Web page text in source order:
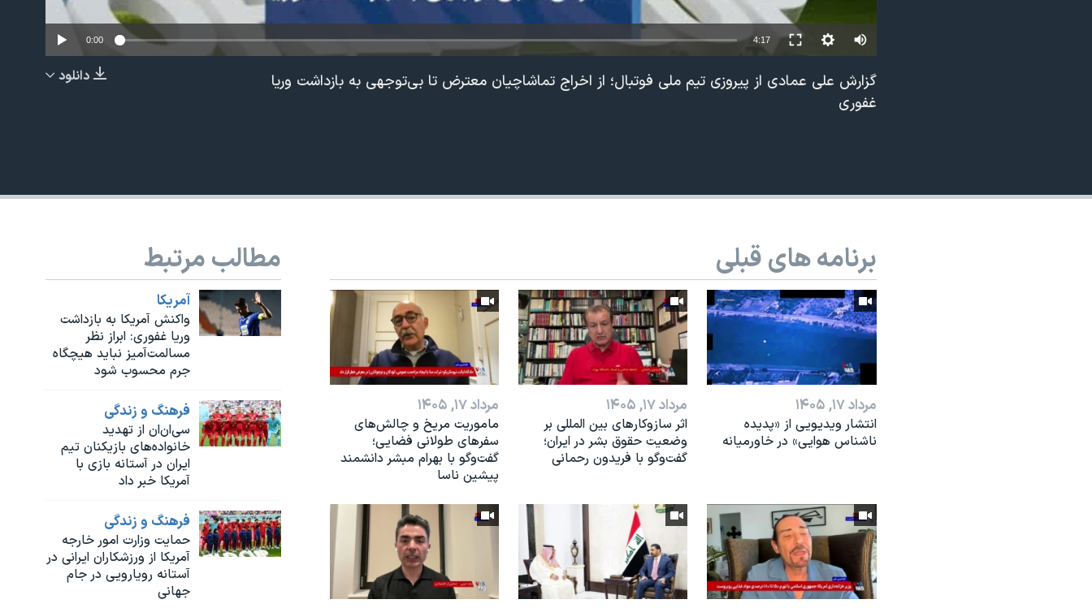
EMBED
0:00 4:17
دانلود
گزارش علی عمادی از پیروزی تیم ملی فوتبال؛ از اخراج تماشاچیان معترض تا بی‌توجهی به بازداشت وریا
غفوری
مطالب مرتبط
آمريکا
واکنش آمریکا به بازداشت
وریا غفوری: ابراز نظر
مسالمت‌آمیز نباید هیچگاه
جرم محسوب شود
فرهنگ و زندگی
سی‌ان‌ان از تهدید
خانواده‌های بازیکنان تیم
ایران در آستانه بازی با
آمریکا خبر داد
فرهنگ و زندگی
حمایت وزارت امور خارجه
آمریکا از ورزشکاران ایرانی در
آستانه رویارویی در جام
جهانی
برنامه های قبلی
مرداد ۱۷, ۱۴۰۵
انتشار ویدیویی از «پدیده‌
ناشناس هوایی» در خاورمیانه
مرداد ۱۷, ۱۴۰۵
اثر ساز‌و‌کارهای بین المللی بر
وضعیت حقوق بشر در ایران؛
گفت‌وگو با فریدون رحمانی
مرداد ۱۷, ۱۴۰۵
ماموریت مریخ و چالش‌های
سفرهای طولانی فضایی؛
گفت‌وگو با بهرام مبشر دانشمند
پیشین ناسا